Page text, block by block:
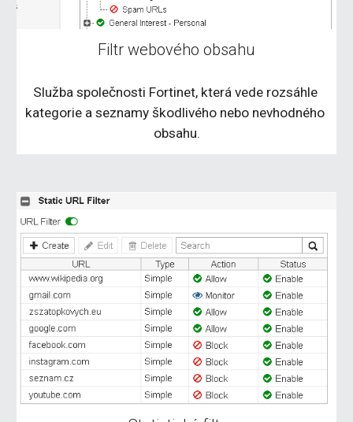
Filtr webového obsahu
Služba společnosti Fortinet, která vede rozsáhle
kategorie a seznamy škodlivého nebo nevhodného
obsahu.